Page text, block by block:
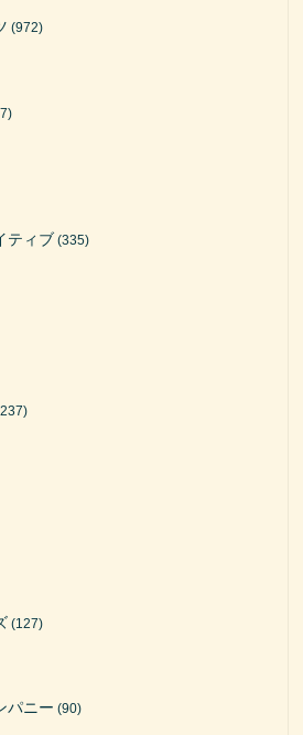
(972)
ティブ (335)
(127)
パニー (90)